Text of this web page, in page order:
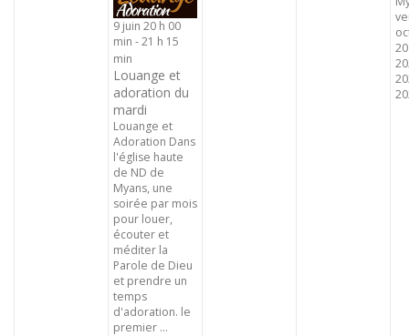
9 juin 20 h 00
min -21 h 15
min
Louange et
adoration du
mardi
Louange et
Adoration Dans
l'église haute
de ND de
Myans, une
soirée par mois
pour louer,
écouter et
méditer la
Parole de Dieu
et prendre un
temps
d'adoration. le
premier ...